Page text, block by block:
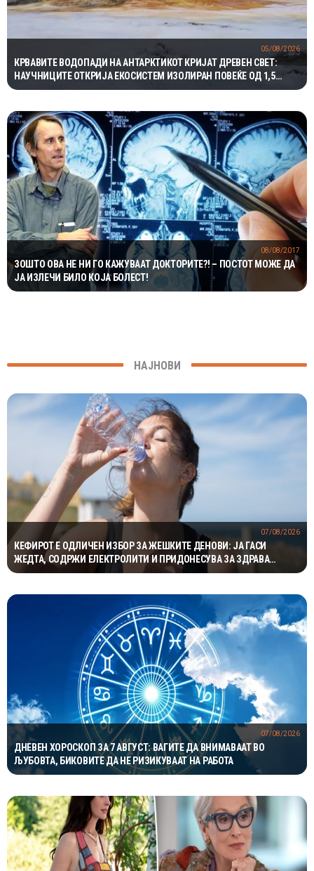
КРВАВИТЕ ВОДОПАДИ НА АНТАРКТИКОТ КРИЈАТ ДРЕВЕН СВЕТ:
НАУЧНИЦИТЕ ОТКРИЈА ЕКОСИСТЕМ ИЗОЛИРАН ПОВЕЌЕ ОД 1,5
МИЛИОНИ ГОДИНИ
05/08/2026
ЗОШТО ОВА НЕ НИ ГО КАЖУВААТ ДОКТОРИТЕ?! – ПОСТОТ МОЖЕ ДА
ЈА ИЗЛЕЧИ БИЛО КОЈА БОЛЕСТ!
08/08/2017
НАЈНОВИ
КЕФИРОТ Е ОДЛИЧЕН ИЗБОР ЗА ЖЕШКИТЕ ДЕНОВИ: ЈА ГАСИ
ЖЕДТА, СОДРЖИ ЕЛЕКТРОЛИТИ И ПРИДОНЕСУВА ЗА ЗДРАВА
ДИГЕСТИЈА
07/08/2026
ДНЕВЕН ХОРОСКОП ЗА 7 АВГУСТ: ВАГИТЕ ДА ВНИМАВААТ ВО
ЉУБОВТА, БИКОВИТЕ ДА НЕ РИЗИКУВААТ НА РАБОТА
07/08/2026